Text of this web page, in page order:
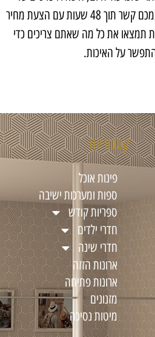
הרהיט שאהבתם, ואנו ניצור עמכם קשר תוך 48 שעות עם הצעת מחיר
תמצאו את כל מה שאתם צריכים כדי
על האיכות.
קטגוריות
פינות אוכל
ספות ומערכות ישיבה
ספריות קודש
חדרי ילדים
חדרי שינה
ארונות הזזה
ארונות פתיחה
מזנונים
מיטות נסיכה